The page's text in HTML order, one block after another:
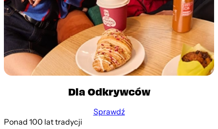
Dla Odkrywców
Sprawdź
Ponad 100 lat tradycji